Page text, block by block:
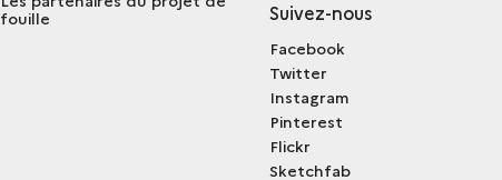
fouille
Suivez-nous
Facebook
Twitter
Instagram
Pinterest
Flickr
Sketchfab